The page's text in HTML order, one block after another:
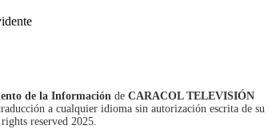
de la Información de CARACOL TELEVISIÓN
a cualquier idioma sin autorización escrita de su
reserved 2025.